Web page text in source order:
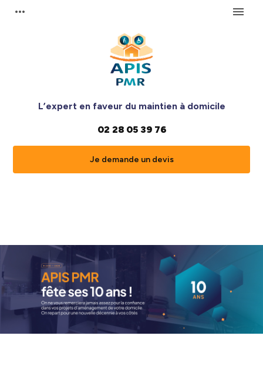
more_horiz menu
L’expert en faveur du maintien à domicile
02 28 05 39 76
Je demande un devis